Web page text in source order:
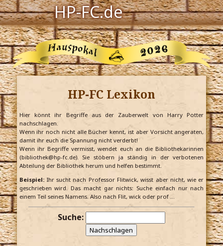
HP-FC.de
Navigation
Harry Potter
Der HP-FC
Hogwarts
Zauberwelt
Willkommen
Jetzt Fanclub-Mitglied werden!
HP-FC Lexikon
Hier könnt ihr Begriffe aus der Zauberwelt von Harry Potter
nachschlagen.
Wenn ihr noch nicht alle Bücher kennt, ist aber Vorsicht angeraten,
damit ihr euch die Spannung nicht verderbt!
Wenn ihr Begriffe vermisst, wendet euch an die Bibliothekarinnen
(bibliothek@hp-fc.de). Sie stöbern ja ständig in der verbotenen
Abteilung der Bibliothek herum und helfen bestimmt.
Beispiel:Ihr sucht nach Professor Flitwick, wisst aber nicht, wie er
geschrieben wird. Das macht gar nichts: Suche einfach nur nach
einem Teil seines Namens. Also nach Flit, wick oder prof …
Suche: